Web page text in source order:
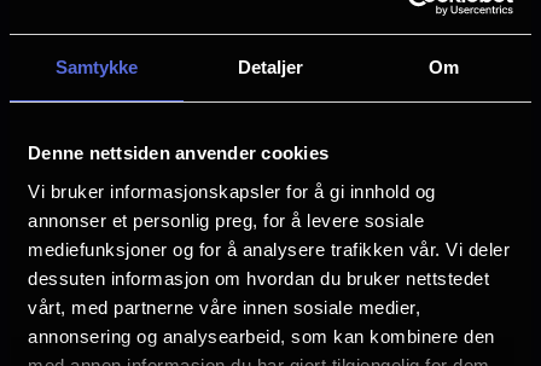
Samtykke Detaljer Om
Denne nettsiden anvender cookies
Vi bruker informasjonskapsler for å gi innhold og
annonser et personlig preg, for å levere sosiale
mediefunksjoner og for å analysere trafikken vår. Vi deler
dessuten informasjon om hvordan du bruker nettstedet
vårt, med partnerne våre innen sosiale medier,
annonsering og analysearbeid, som kan kombinere den
Hassan Fathi
Rollebesetning
Bensu Soral
İbrahim Çelikkol
Hande Erçel
Shahab Hosseini
Parsa Pirouzfar
Se mer